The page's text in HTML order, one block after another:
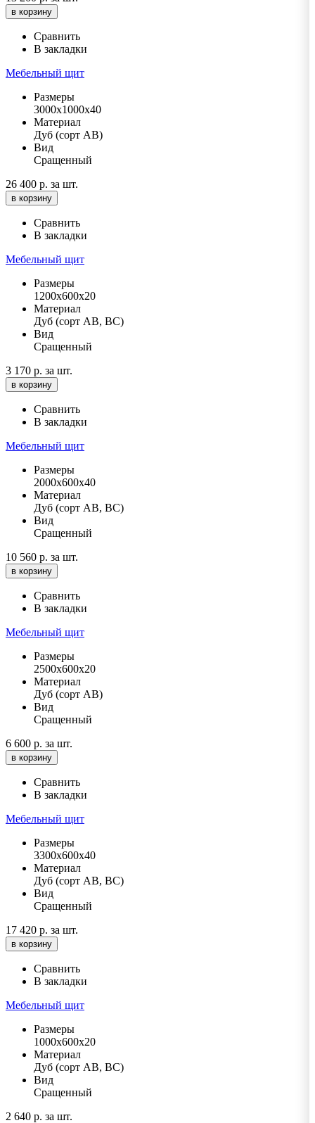
в корзину
Сравнить
В закладки
Мебельный щит
Размеры
3000х1000х40
Материал
Дуб (сорт АВ)
Вид
Сращенный
26 400 р. за шт.
в корзину
Сравнить
В закладки
Мебельный щит
Размеры
1200х600х20
Материал
Дуб (сорт АВ, ВС)
Вид
Сращенный
3 170 р. за шт.
в корзину
Сравнить
В закладки
Мебельный щит
Размеры
2000х600х40
Материал
Дуб (сорт АВ, ВС)
Вид
Сращенный
10 560 р. за шт.
в корзину
Сравнить
В закладки
Мебельный щит
Размеры
2500х600х20
Материал
Дуб (сорт АВ)
Вид
Сращенный
6 600 р. за шт.
в корзину
Сравнить
В закладки
Мебельный щит
Размеры
3300х600х40
Материал
Дуб (сорт АВ, ВС)
Вид
Сращенный
17 420 р. за шт.
в корзину
Сравнить
В закладки
Мебельный щит
Размеры
1000х600х20
Материал
Дуб (сорт АВ, ВС)
Вид
Сращенный
2 640 р. за шт.